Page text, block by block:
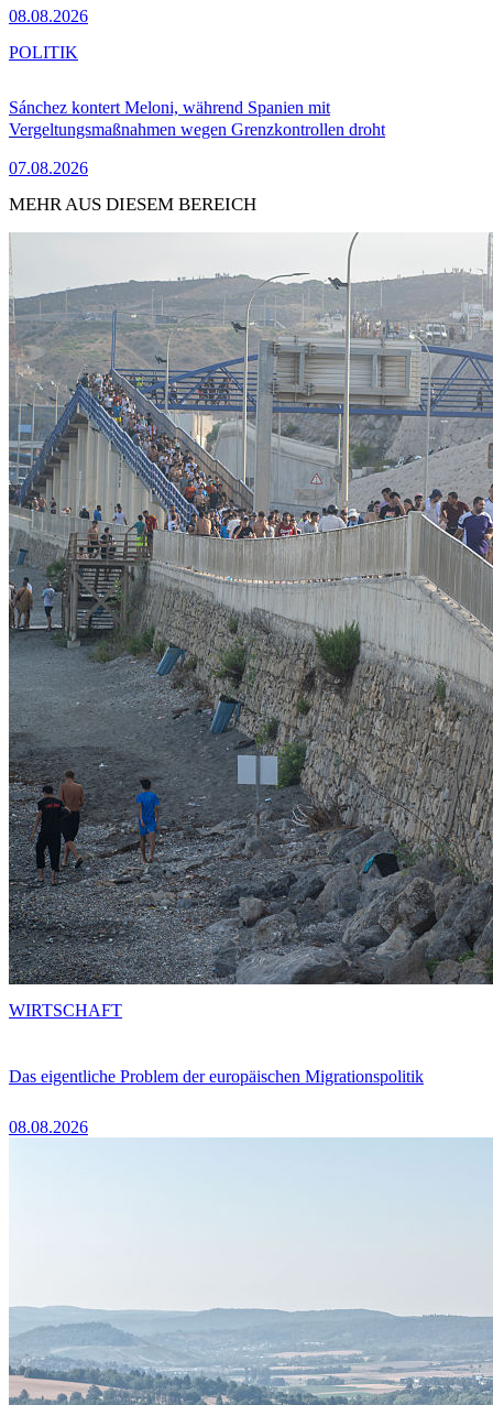
08.08.2026
Sánchez kontert Meloni, während Spanien mit
Vergeltungsmaßnahmen wegen Grenzkontrollen droht
07.08.2026
POLITIK
MEHR AUS DIESEM BEREICH
Das eigentliche Problem der europäischen Migrationspolitik
08.08.2026
WIRTSCHAFT